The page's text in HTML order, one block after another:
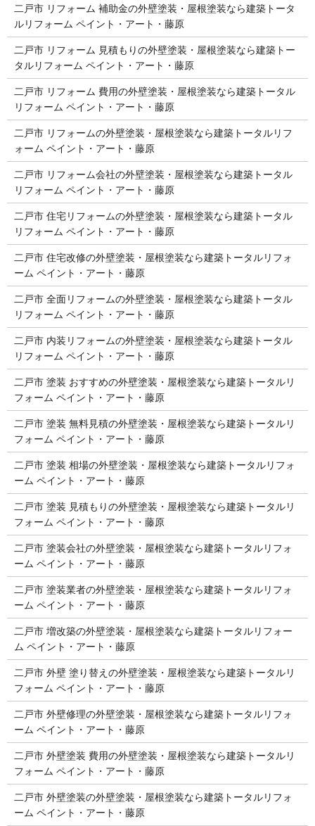
二戸市 リフォーム 補助金の外壁塗装・屋根塗装なら建築トータ
ルリフォーム ペイント・アート・藤原
二戸市 リフォーム 見積もりの外壁塗装・屋根塗装なら建築トー
タルリフォーム ペイント・アート・藤原
二戸市 リフォーム 費用の外壁塗装・屋根塗装なら建築トータル
リフォーム ペイント・アート・藤原
二戸市 リフォームの外壁塗装・屋根塗装なら建築トータルリフ
ォーム ペイント・アート・藤原
二戸市 リフォーム会社の外壁塗装・屋根塗装なら建築トータル
リフォーム ペイント・アート・藤原
二戸市 住宅リフォームの外壁塗装・屋根塗装なら建築トータル
リフォーム ペイント・アート・藤原
二戸市 住宅改修の外壁塗装・屋根塗装なら建築トータルリフォ
ーム ペイント・アート・藤原
二戸市 全面リフォームの外壁塗装・屋根塗装なら建築トータル
リフォーム ペイント・アート・藤原
二戸市 内装リフォームの外壁塗装・屋根塗装なら建築トータル
リフォーム ペイント・アート・藤原
二戸市 塗装 おすすめの外壁塗装・屋根塗装なら建築トータルリ
フォーム ペイント・アート・藤原
二戸市 塗装 無料見積の外壁塗装・屋根塗装なら建築トータルリ
フォーム ペイント・アート・藤原
二戸市 塗装 相場の外壁塗装・屋根塗装なら建築トータルリフォ
ーム ペイント・アート・藤原
二戸市 塗装 見積もりの外壁塗装・屋根塗装なら建築トータルリ
フォーム ペイント・アート・藤原
二戸市 塗装会社の外壁塗装・屋根塗装なら建築トータルリフォ
ーム ペイント・アート・藤原
二戸市 塗装業者の外壁塗装・屋根塗装なら建築トータルリフォ
ーム ペイント・アート・藤原
二戸市 増改築の外壁塗装・屋根塗装なら建築トータルリフォー
ム ペイント・アート・藤原
二戸市 外壁 塗り替えの外壁塗装・屋根塗装なら建築トータルリ
フォーム ペイント・アート・藤原
二戸市 外壁修理の外壁塗装・屋根塗装なら建築トータルリフォ
ーム ペイント・アート・藤原
二戸市 外壁塗装 費用の外壁塗装・屋根塗装なら建築トータルリ
フォーム ペイント・アート・藤原
二戸市 外壁塗装の外壁塗装・屋根塗装なら建築トータルリフォ
ーム ペイント・アート・藤原